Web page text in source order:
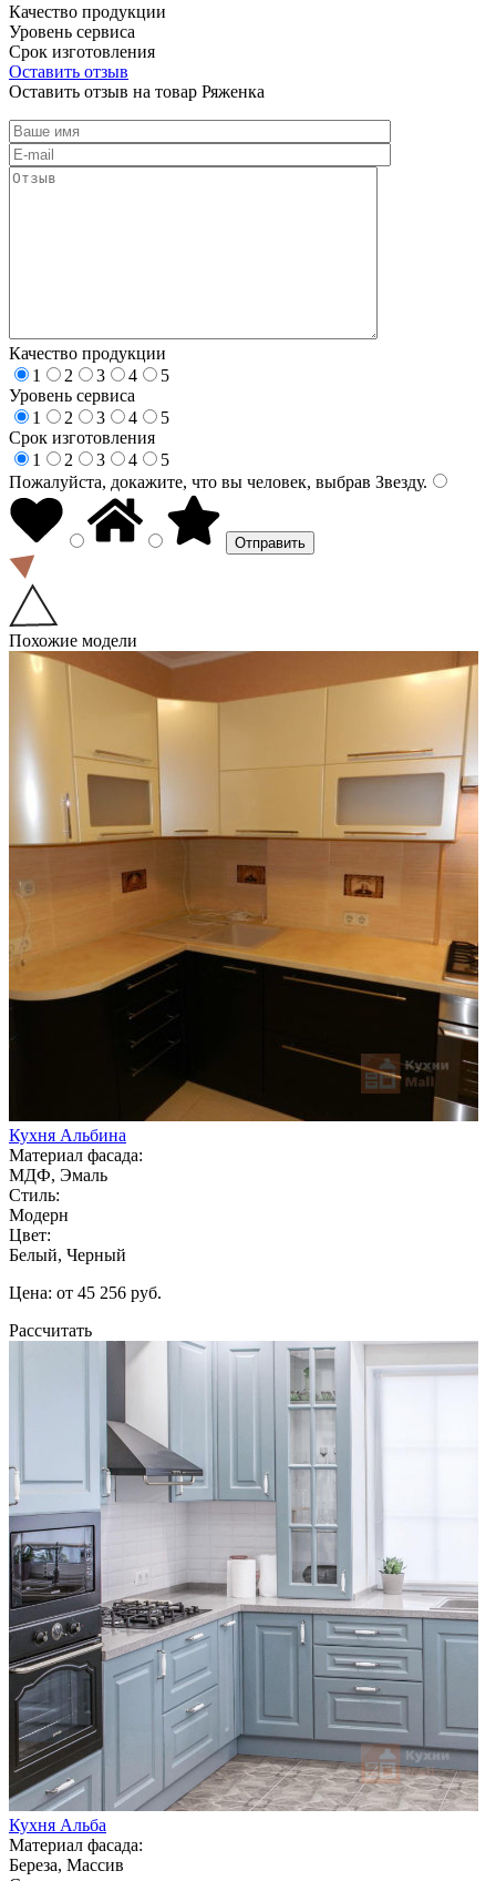
Качество продукции
Уровень сервиса
Срок изготовления
Оставить отзыв
Оставить отзыв на товар Ряженка
Качество продукции
1
2 3 4
5
Уровень сервиса
1
2 3 4
5
Срок изготовления
1
2 3 4
5
Пожалуйста, докажите, что вы человек, выбрав Звезду.
Похожие модели
Кухня Альбина
Материал фасада:
МДФ, Эмаль
Стиль:
Модерн
Цвет:
Белый, Черный
Цена: от 45 256 руб.
Рассчитать
Кухня Альба
Материал фасада:
Береза, Массив